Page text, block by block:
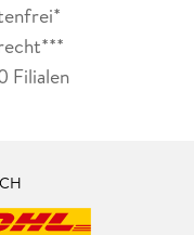
Filialen